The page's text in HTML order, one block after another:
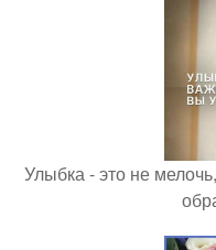
Улыбка - это не